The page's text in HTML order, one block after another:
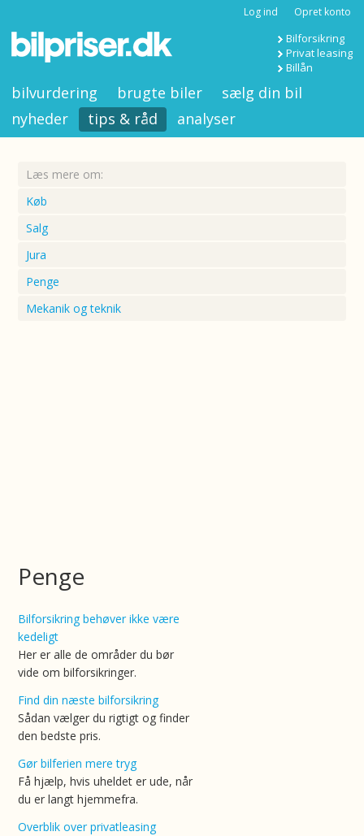
Log ind Opret konto
Bilforsikring
Privat leasing
Billån
bilvurdering brugte biler
sælg din bil
nyheder
tips & råd analyser
Læs mere om:
Køb
Salg
Jura
Penge
Mekanik og teknik
Penge
Bilforsikring behøver ikke være
kedeligt
Her er alle de områder du bør
vide om bilforsikringer.
Find din næste bilforsikring
Sådan vælger du rigtigt og finder
den bedste pris.
Gør bilferien mere tryg
Få hjælp, hvis uheldet er ude, når
du er langt hjemmefra.
Overblik over privatleasing